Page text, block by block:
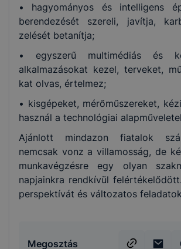
• hagyományos és intelligens
berendezését szereli, javítja,
zelését betanítja;
• egyszerű multimédiás és
alkalmazásokat kezel, terveket,
kat olvas, értelmez;
• kisgépeket, mérőműszereket,
használ a technológiai
Ajánlott mindazon fiatalok
nemcsak vonz a villamosság, de
munkavégzésre egy olyan
napjainkra rendkívül
perspektívát és változatos
Megosztás